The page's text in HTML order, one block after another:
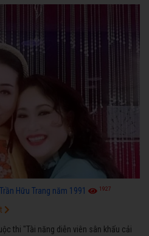
Hữu Trang năm 1991 1927
thi "Tài năng diễn viên sân khấu cải